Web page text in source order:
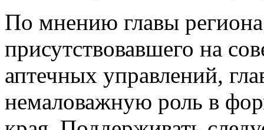
По мнению главы
присутствовавшего на
аптечных управлений,
немаловажную роль в